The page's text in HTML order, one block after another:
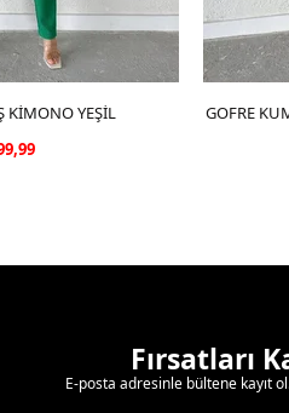
EKLE
KİMONO YEŞİL
GOFRE
Fırsatları
E-posta adresinle bültene kayıt